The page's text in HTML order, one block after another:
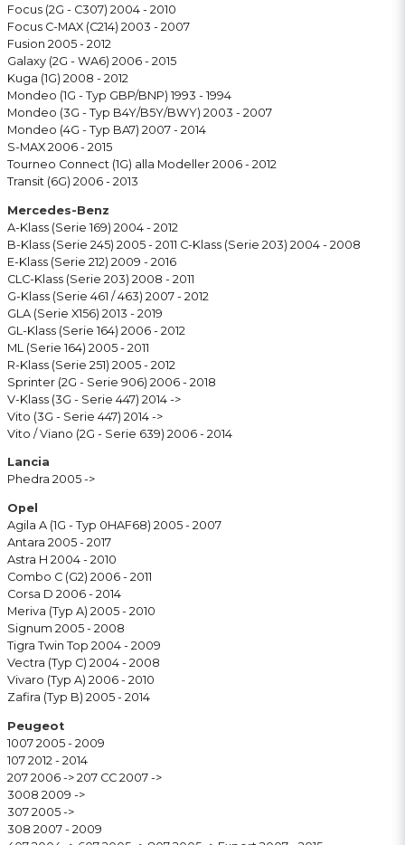
Focus (2G - C307) 2004 - 2010
Focus C-MAX (C214) 2003 - 2007
Fusion 2005 - 2012
Galaxy (2G - WA6) 2006 - 2015
Kuga (1G) 2008 - 2012
Mondeo (1G - Typ GBP/BNP) 1993 - 1994
Mondeo (3G - Typ B4Y/B5Y/BWY) 2003 - 2007
Mondeo (4G - Typ BA7) 2007 - 2014
S-MAX 2006 - 2015
Tourneo Connect (1G) alla Modeller 2006 - 2012
Transit (6G) 2006 - 2013
Mercedes-Benz
A-Klass (Serie 169) 2004 - 2012
B-Klass (Serie 245) 2005 - 2011 C-Klass (Serie 203) 2004 - 2008
E-Klass (Serie 212) 2009 - 2016
CLC-Klass (Serie 203) 2008 - 2011
G-Klass (Serie 461 / 463) 2007 - 2012
GLA (Serie X156) 2013 - 2019
GL-Klass (Serie 164) 2006 - 2012
ML (Serie 164) 2005 - 2011
R-Klass (Serie 251) 2005 - 2012
Sprinter (2G - Serie 906) 2006 - 2018
V-Klass (3G - Serie 447) 2014 ->
Vito (3G - Serie 447) 2014 ->
Vito / Viano (2G - Serie 639) 2006 - 2014
Lancia
Phedra 2005 ->
Opel
Agila A (1G - Typ 0HAF68) 2005 - 2007
Antara 2005 - 2017
Astra H 2004 - 2010
Combo C (G2) 2006 - 2011
Corsa D 2006 - 2014
Meriva (Typ A) 2005 - 2010
Signum 2005 - 2008
Tigra Twin Top 2004 - 2009
Vectra (Typ C) 2004 - 2008
Vivaro (Typ A) 2006 - 2010
Zafira (Typ B) 2005 - 2014
Peugeot
1007 2005 - 2009
107 2012 - 2014
207 2006 -> 207 CC 2007 ->
3008 2009 ->
307 2005 ->
308 2007 - 2009